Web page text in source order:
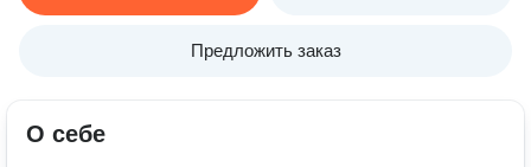
Предложить заказ
О себе